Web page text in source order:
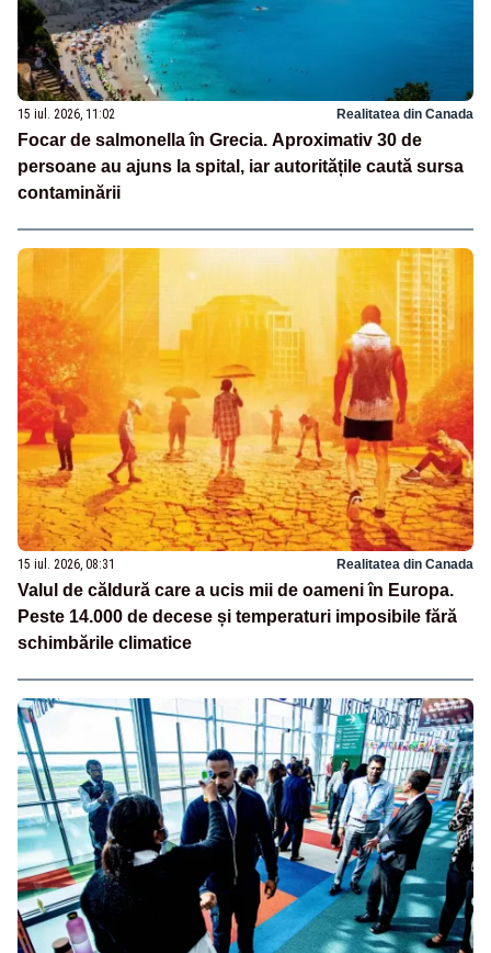
15 iul. 2026, 11:02 Realitatea din Canada
Focar de salmonella în Grecia. Aproximativ 30 de
persoane au ajuns la spital, iar autoritățile caută sursa
contaminării
15 iul. 2026, 08:31 Realitatea din Canada
Valul de căldură care a ucis mii de oameni în Europa.
Peste 14.000 de decese și temperaturi imposibile fără
schimbările climatice